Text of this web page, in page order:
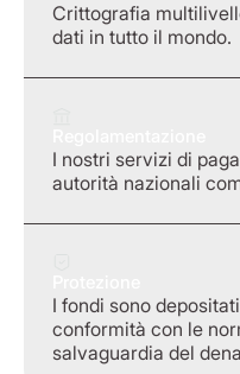
Crittografia
dati in tutto il mondo.
I nostri servizi di
autorità nazionali
I fondi sono
conformità con le
salvaguardia del